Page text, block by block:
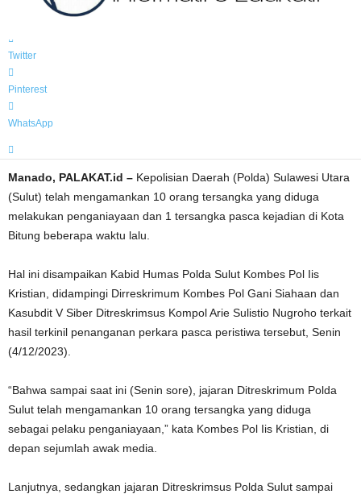
Twitter
Pinterest
WhatsApp
Manado, PALAKAT.id – Kepolisian Daerah (Polda) Sulawesi Utara
(Sulut) telah mengamankan 10 orang tersangka yang diduga
melakukan penganiayaan dan 1 tersangka pasca kejadian di Kota
Bitung beberapa waktu lalu.
Hal ini disampaikan Kabid Humas Polda Sulut Kombes Pol Iis
Kristian, didampingi Dirreskrimum Kombes Pol Gani Siahaan dan
Kasubdit V Siber Ditreskrimsus Kompol Arie Sulistio Nugroho terkait
hasil terkinil penanganan perkara pasca peristiwa tersebut, Senin
(4/12/2023).
“Bahwa sampai saat ini (Senin sore), jajaran Ditreskrimum Polda
Sulut telah mengamankan 10 orang tersangka yang diduga
sebagai pelaku penganiayaan,” kata Kombes Pol Iis Kristian, di
depan sejumlah awak media.
Lanjutnya, sedangkan jajaran Ditreskrimsus Polda Sulut sampai